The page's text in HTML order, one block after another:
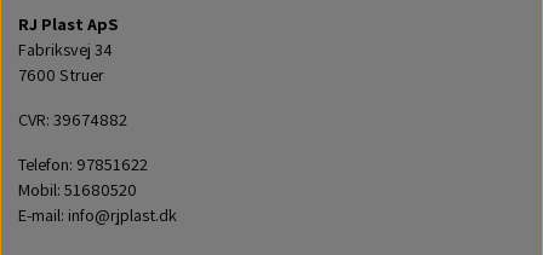
RJ Plast ApS
Fabriksvej 34
7600 Struer
CVR: 39674882
Telefon: 97851622
Mobil: 51680520
E-mail: info@rjplast.dk